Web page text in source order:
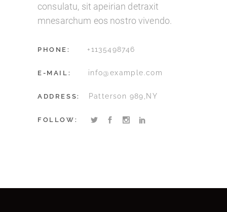
consulatu, sit apeirian detraxit
mnesarchum eos nostro vivendo.
PHONE: +1135498746
E-MAIL: info@example.com
ADDRESS: Patterson 989,NY
FOLLOW: